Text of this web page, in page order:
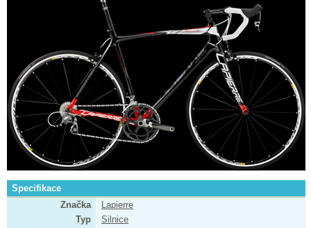
Specifikace
Značka
Lapierre
Typ
Silnice